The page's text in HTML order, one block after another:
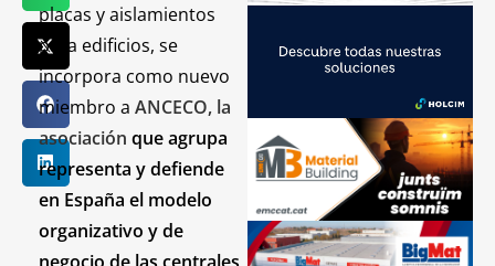
placas y aislamientos
para edificios, se
incorpora como nuevo
miembro aANCECO, la
asociación que agrupa
representa y defiende
en España el modelo
organizativo y de